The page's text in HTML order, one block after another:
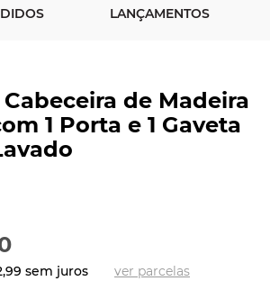
LANÇAMENTOS
de Madeira
1 Porta e 1 Gaveta
,99 sem juros ver parcelas